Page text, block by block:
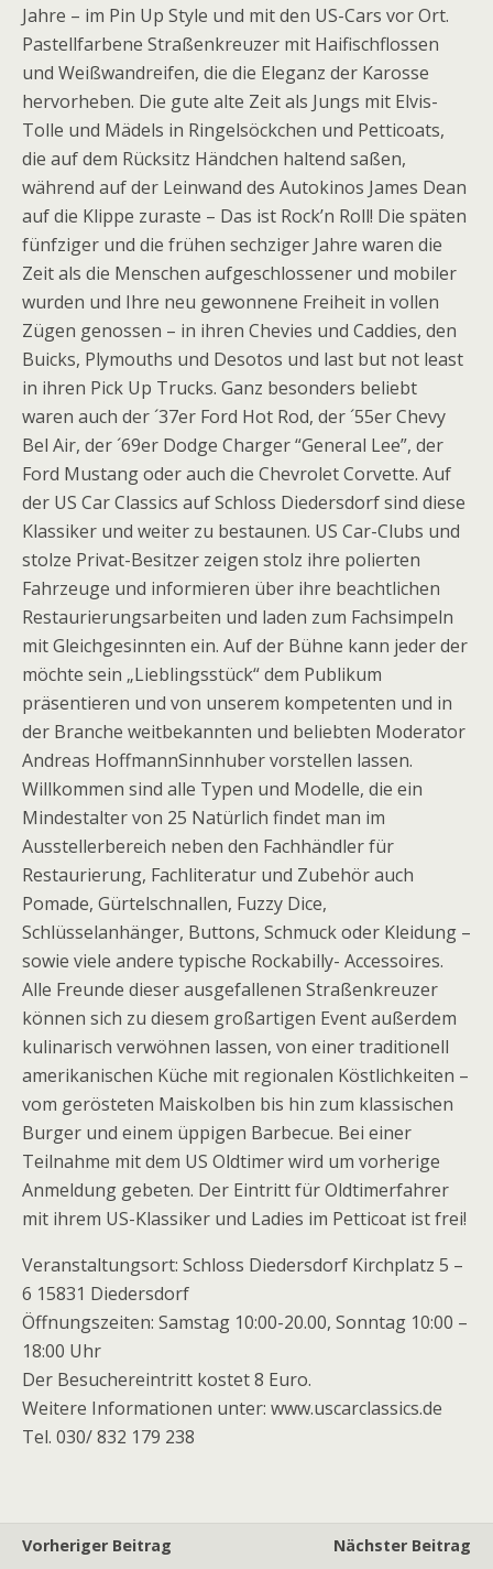
Jahre – im Pin Up Style und mit den US-Cars vor Ort.
Pastellfarbene Straßenkreuzer mit Haifischflossen
und Weißwandreifen, die die Eleganz der Karosse
hervorheben. Die gute alte Zeit als Jungs mit Elvis-
Tolle und Mädels in Ringelsöckchen und Petticoats,
die auf dem Rücksitz Händchen haltend saßen,
während auf der Leinwand des Autokinos James Dean
auf die Klippe zuraste – Das ist Rock’n Roll! Die späten
fünfziger und die frühen sechziger Jahre waren die
Zeit als die Menschen aufgeschlossener und mobiler
wurden und Ihre neu gewonnene Freiheit in vollen
Zügen genossen – in ihren Chevies und Caddies, den
Buicks, Plymouths und Desotos und last but not least
in ihren Pick Up Trucks. Ganz besonders beliebt
waren auch der ´37er Ford Hot Rod, der ´55er Chevy
Bel Air, der ´69er Dodge Charger “General Lee”, der
Ford Mustang oder auch die Chevrolet Corvette. Auf
der US Car Classics auf Schloss Diedersdorf sind diese
Klassiker und weiter zu bestaunen. US Car-Clubs und
stolze Privat-Besitzer zeigen stolz ihre polierten
Fahrzeuge und informieren über ihre beachtlichen
Restaurierungsarbeiten und laden zum Fachsimpeln
mit Gleichgesinnten ein. Auf der Bühne kann jeder der
möchte sein „Lieblingsstück“ dem Publikum
präsentieren und von unserem kompetenten und in
der Branche weitbekannten und beliebten Moderator
Andreas HoffmannSinnhuber vorstellen lassen.
Willkommen sind alle Typen und Modelle, die ein
Mindestalter von 25 Natürlich findet man im
Ausstellerbereich neben den Fachhändler für
Restaurierung, Fachliteratur und Zubehör auch
Pomade, Gürtelschnallen, Fuzzy Dice,
Schlüsselanhänger, Buttons, Schmuck oder Kleidung –
sowie viele andere typische Rockabilly- Accessoires.
Alle Freunde dieser ausgefallenen Straßenkreuzer
können sich zu diesem großartigen Event außerdem
kulinarisch verwöhnen lassen, von einer traditionell
amerikanischen Küche mit regionalen Köstlichkeiten –
vom gerösteten Maiskolben bis hin zum klassischen
Burger und einem üppigen Barbecue. Bei einer
Teilnahme mit dem US Oldtimer wird um vorherige
Anmeldung gebeten. Der Eintritt für Oldtimerfahrer
mit ihrem US-Klassiker und Ladies im Petticoat ist frei!
Veranstaltungsort: Schloss Diedersdorf Kirchplatz 5 –
6 15831 Diedersdorf
Öffnungszeiten: Samstag 10:00-20.00, Sonntag 10:00 –
18:00 Uhr
Der Besuchereintritt kostet 8 Euro.
Weitere Informationen unter: www.uscarclassics.de
Tel. 030/ 832 179 238
Vorheriger Beitrag
Nächster Beitrag